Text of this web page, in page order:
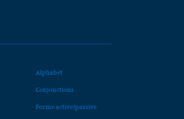
Alphabet
Conjonctions
Forme active/passive